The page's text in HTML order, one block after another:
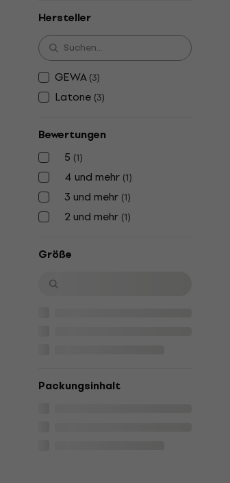
Hersteller
GEWA (3)
Latone (3)
Bewertungen
5 (1)
4 und mehr (1)
3 und mehr (1)
2 und mehr (1)
Größe
Packungsinhalt